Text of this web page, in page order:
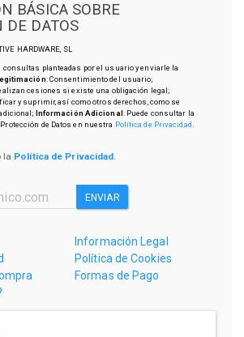
BÁSICA SOBRE
DE DATOS
HARDWARE, SL
consultas planteadas por el usuario y enviarle la
: Consentimiento del usuario;
cesiones si existe una obligación legal;
y suprimir, así como otros derechos, como se
Información Adicional: Puede consultar la
de Datos en nuestra Política de Privacidad
la Política de Privacidad.
ENVIAR
Información Legal
Política de Cookies
Formas de Pago